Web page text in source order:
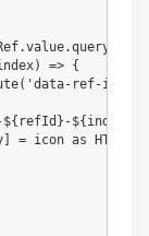
.value.
) => {
( 'data-ref-id'
${ refId } -${index
] = icon as